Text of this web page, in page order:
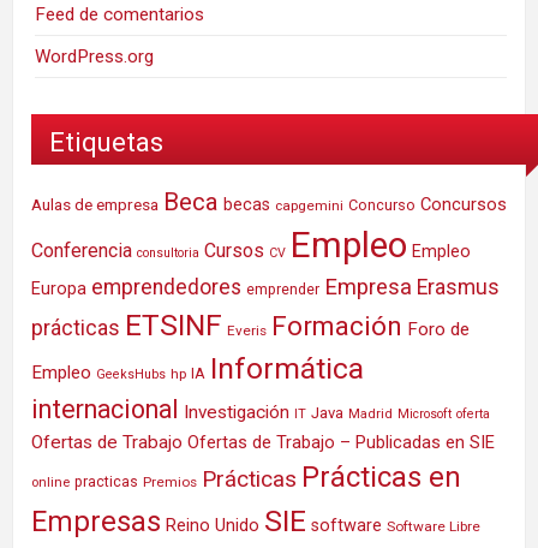
Feed de comentarios
WordPress.org
Etiquetas
Aulas de empresa Beca becas capgemini Concurso Concursos
Conferencia consultoria Cursos CV Empleo Empleo
Europa emprendedores emprender Empresa Erasmus
prácticas ETSINF Everis Formación Foro de
Empleo GeeksHubs hp IA Informática
internacional Investigación IT Java Madrid Microsoft oferta
Ofertas de Trabajo Ofertas de Trabajo – Publicadas en SIE
online practicas Premios Prácticas Prácticas en
Empresas Reino Unido SIE software Software Libre